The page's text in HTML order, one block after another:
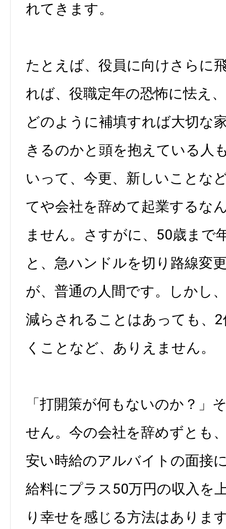
れてきます。
たとえば、役員に向けさらに
れば、役職定年の恐怖に怯え
どのように補填すれば大切な
きるのかと頭を抱えている人
いって、今更、新しいことな
てや会社を辞めて起業するな
ません。さすがに、50歳まで
と、急ハンドルを切り路線変
が、普通の人間です。しかし
減らされることはあっても、
くことなど、ありえません。
「打開策が何もないのか？」
せん。今の会社を辞めずとも
安い時給のアルバイトの面接
給料にプラス50万円の収入を
り幸せを感じる方法はありま